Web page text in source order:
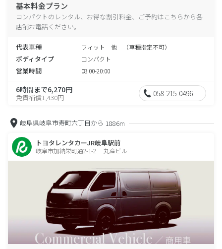
基本料金プラン
コンパクトのレンタル、お得な割引料金、ご予約はこちらから各
店舗お電話ください。
代表車種 フィット 他 （車種指定不可）
ボディタイプ コンパクト
営業時間 08:00-20:00
6時間まで6,270円
免責補償1,430円 058-215-0496
岐阜県岐阜市寿町六丁目から 1886m
トヨタレンタカーJR岐阜駅前
岐阜市加納栄町通2-1-2 丸産ビル